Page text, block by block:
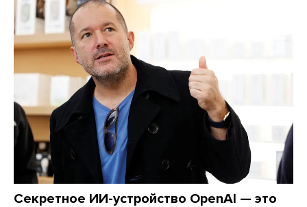
Секретное ИИ-устройство OpenAI — это